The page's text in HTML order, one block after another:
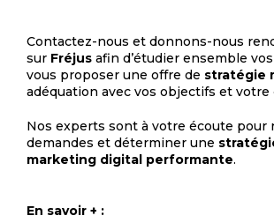
Contactez-nous et donnons-nous
sur Fréjus afin d’étudier ensemble
vous proposer une offre de stratégie
adéquation avec vos objectifs et votre
Nos experts sont à votre écoute pour
demandes et déterminer une
marketing digital performante.
En savoir + :